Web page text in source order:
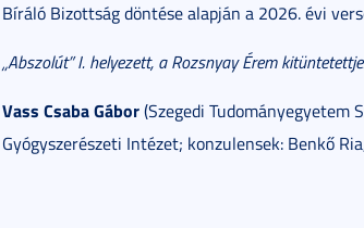
Bíráló Bizottság döntése alapján a 2026. évi
„Abszolút” I. helyezett, a Rozsnyay Érem
Vass Csaba Gábor(Szegedi
Gyógyszerészeti Intézet; konzulensek: Benkő